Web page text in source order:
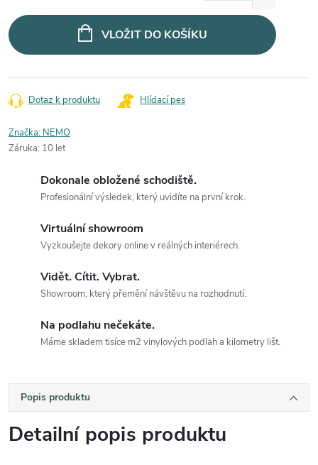
VLOŽIT DO KOŠÍKU
Dotaz k produktu Hlídací pes
Značka: NEMO
Záruka: 10 let
Dokonale obložené schodiště.
Profesionální výsledek, který uvidíte na první krok.
Virtuální showroom
Vyzkoušejte dekory online v reálných interiérech.
Vidět. Cítit. Vybrat.
Showroom, který přemění návštěvu na rozhodnutí.
Na podlahu nečekáte.
Máme skladem tisíce m2 vinylových podlah a kilometry lišt.
Popis produktu
Detailní popis produktu